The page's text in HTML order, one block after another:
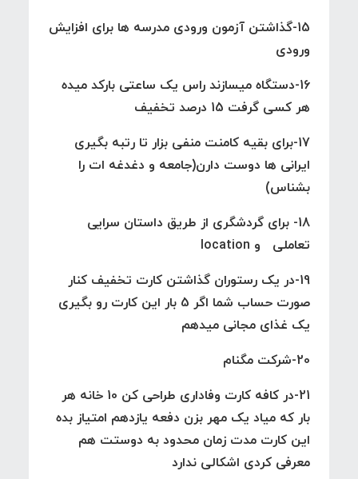
15-گذاشتن آزمون ورودی مدرسه ها برای افزایش
ورودی
16-دستگاه میسازند راس یک ساعتی بارکد میده
هر کسی گرفت 15 درصد تخفیف
17-برای بقیه کامنت منفی بزار تا رتبه بگیری
ایرانی ها دوست دارن(جامعه و دغدغه ات را
بشناس)
18- برای گردشگری از طریق داستان سرایی
تعاملی و location
19-در یک رستوران گذاشتن کارت تخفیف کنار
صورت حساب شما اگر 5 بار این کارت رو بگیری
یک غذای مجانی میدهم
20-شرکت مگنام
21-در کافه کارت وفاداری طراحی کن 10 خانه هر
بار که میاد یک مهر بزن دفعه یازدهم امتیاز بده
این کارت مدت زمان محدود به دوستت هم
معرفی کردی اشکالی ندارد